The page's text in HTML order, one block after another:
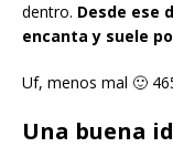
dentro. Desde ese
encanta y suele
Uf, menos mal 🙂
Una buena